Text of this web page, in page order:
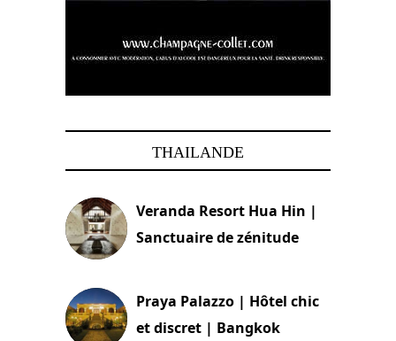
THAILANDE
Veranda Resort Hua Hin |
Sanctuaire de zénitude
Praya Palazzo | Hôtel chic
et discret | Bangkok